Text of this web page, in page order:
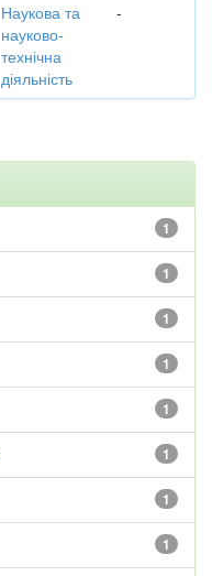
Наукова та
науково-
технічна
діяльність
-
1
1
1
1
1
1
1
1